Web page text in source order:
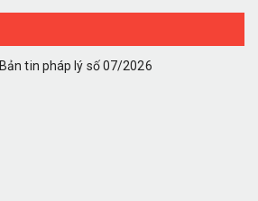
Bản tin pháp lý số 07/2026